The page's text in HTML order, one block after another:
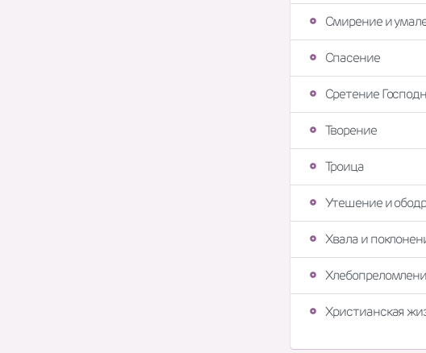
Смирение и
Спасение
Сретение
Творение
Троица
Утешение и
Хвала и
Христианская